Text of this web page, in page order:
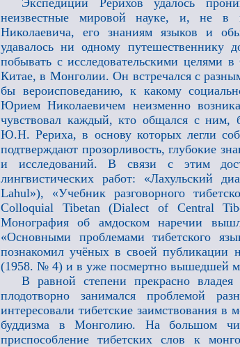
Экспедиции Рерихов удалось
неизвестные мировой науке, и, не в
Николаевича, его знаниям языков и
удавалось ни одному
побывать с исследовательскими целями
Китае, в Монголии. Он встречался с
бы вероисповеданию, к какому
Юрием Николаевичем неизменно
чувствовал каждый, кто общался с ним,
Ю.Н. Рериха, в основу которых легли
подтверждают прозорливость, глубокие
и исследований. В связи с этим
лингвистических работ: «Лахульский
Lahul»), «Учебник разговорного
Colloquial Tibetan (Dialect of Central
Монография об амдоском наречии
«Основными проблемами тибетского
познакомил учёных в своей публикации
(1958. № 4) и в уже посмертно вышедшей
В равной степени прекрасно
плодотворно занимался проблемой
интересовали тибетские заимствования в
буддизма в Монголию. На большом
приспособление тибетских слов к